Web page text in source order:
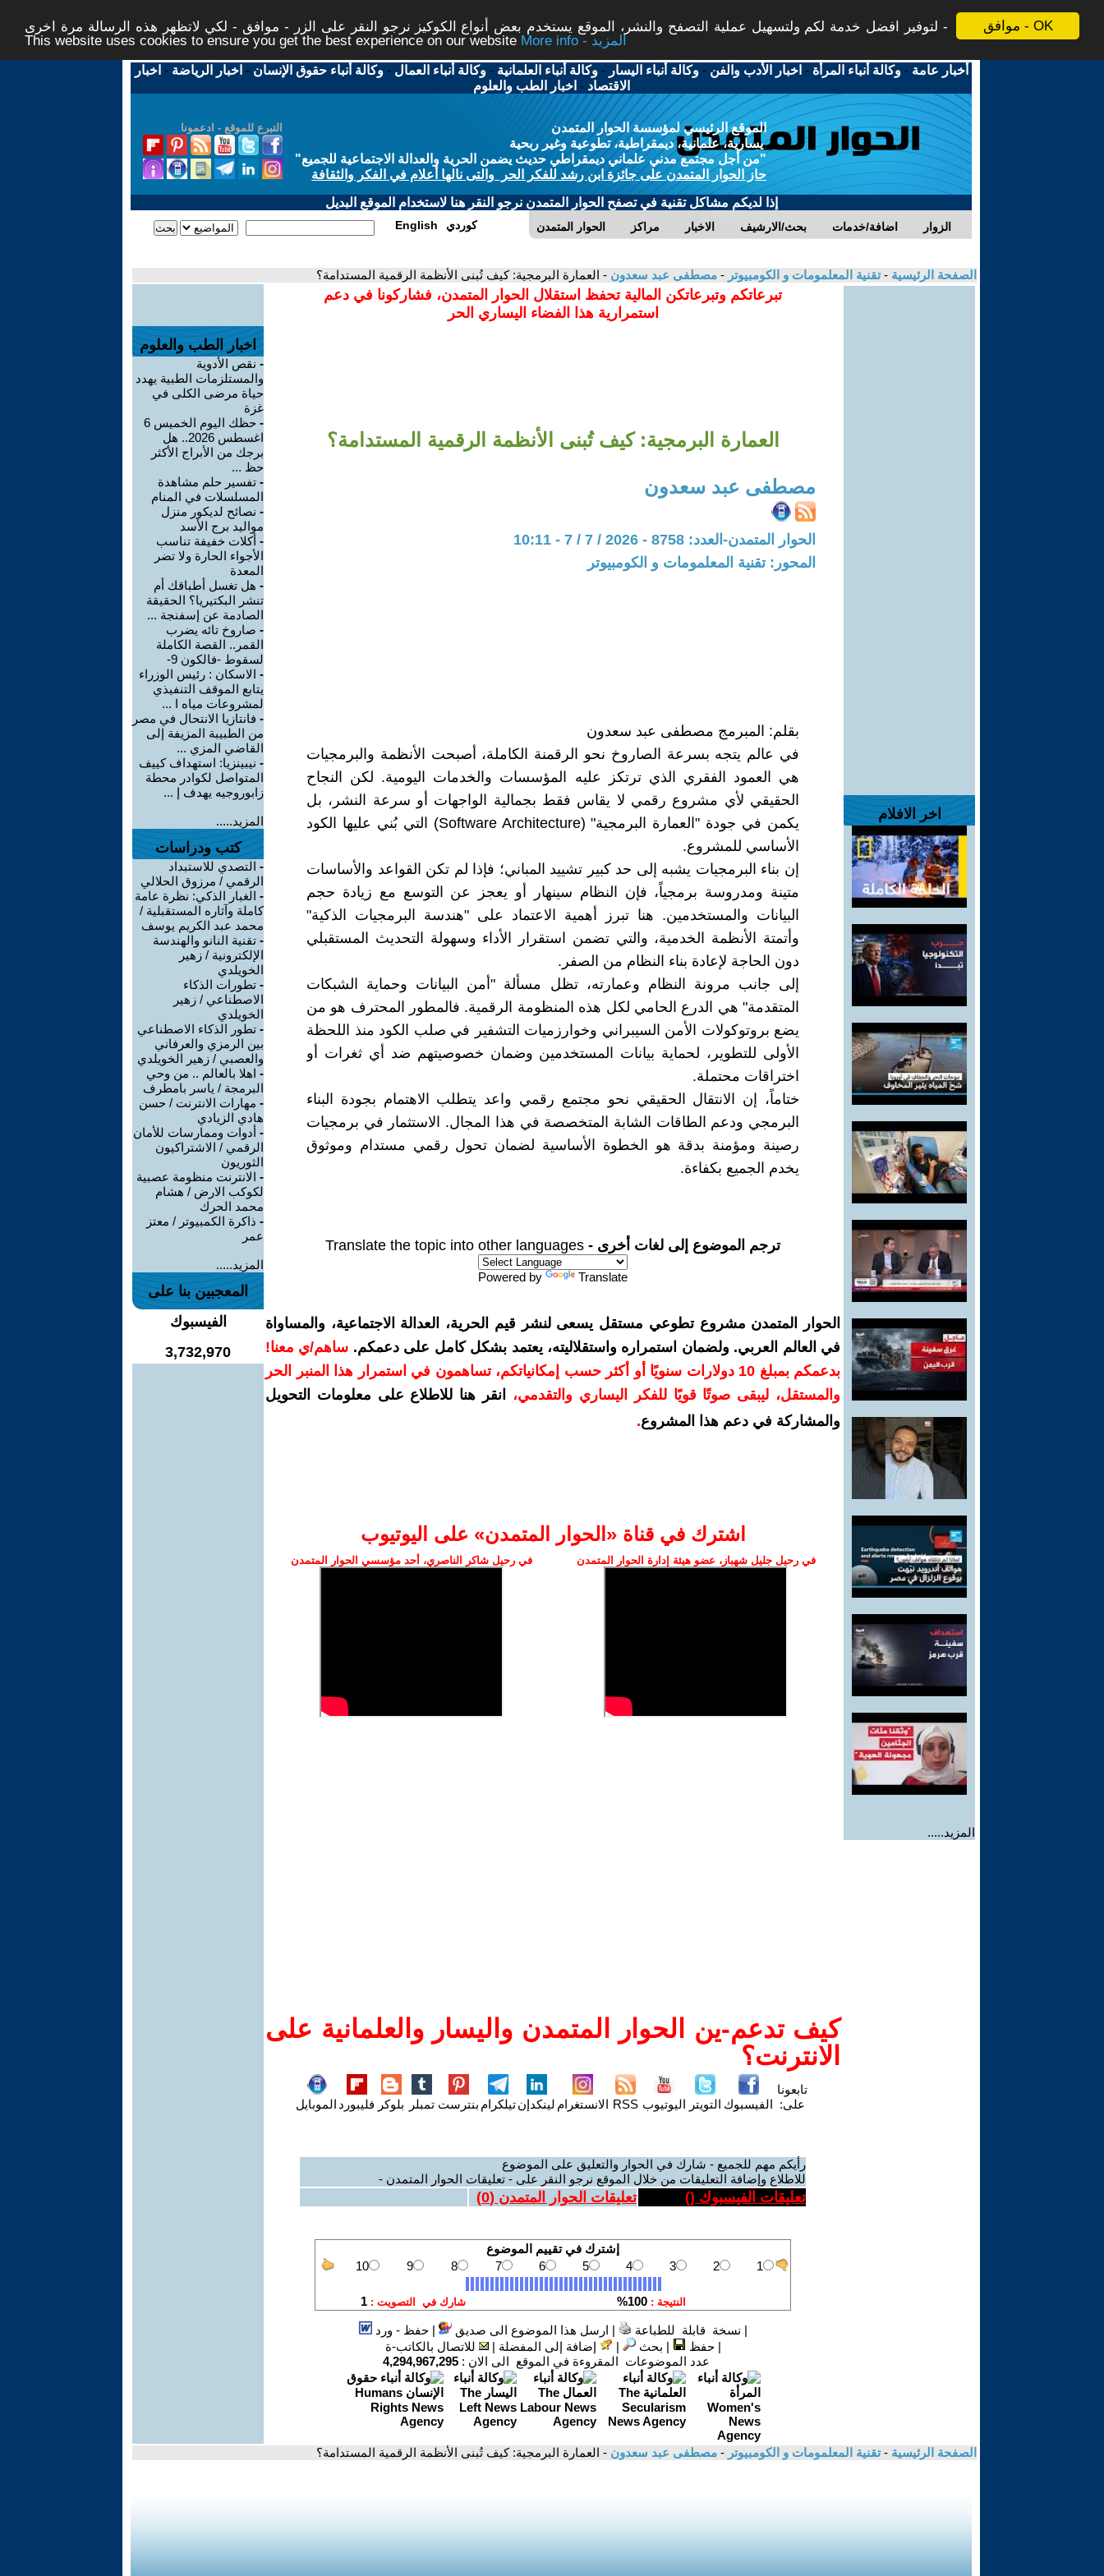
موافق - OK
لتوفير افضل خدمة لكم ولتسهيل عملية التصفح والنشر، الموقع يستخدم بعض أنواع الكوكيز نرجو النقر على الزر - موافق - لكي لاتظهر هذه الرسالة مرة اخرى -
This website uses cookies to ensure you get the best experience on our website
More info - المزيد
أخبار عامة -وكالة أنباء المرأة - اخبار الأدب والفن -وكالة أنباء اليسار -وكالة أنباء العلمانية -وكالة أنباء العمال -وكالة أنباء حقوق الإنسان - اخبار الرياضة - اخبار
الاقتصاد - اخبار الطب والعلوم
التبرع للموقع - ادعمونا
الموقع الرئيسي لمؤسسة الحوار المتمدن
يسارية، علمانية، ديمقراطية، تطوعية وغير ربحية
"من أجل مجتمع مدني علماني ديمقراطي حديث يضمن الحرية والعدالة الاجتماعية للجميع"
حاز الحوار المتمدن على جائزة ابن رشد للفكر الحر والتى نالها أعلام في الفكر والثقافة
إذا لديكم مشاكل تقنية في تصفح الحوار المتمدن نرجو النقر هنا لاستخدام الموقع البديل
الحوار المتمدن مراكز الاخبار بحث/الارشيف اضافة/خدمات الزوار English كوردي
الصفحة الرئيسية -تقنية المعلمومات و الكومبيوتر - مصطفى عبد سعدون - العمارة البرمجية: كيف تُبنى الأنظمة الرقمية المستدامة؟
اخر الافلام
المزيد.....
تبرعاتكم وتبرعاتكن المالية تحفظ استقلال الحوار المتمدن، فشاركونا في دعم
استمرارية هذا الفضاء اليساري الحر
العمارة البرمجية: كيف تُبنى الأنظمة الرقمية المستدامة؟
مصطفى عبد سعدون
الحوار المتمدن-العدد: 8758 - 2026 / 7 / 7 - 10:11
المحور: تقنية المعلمومات و الكومبيوتر
بقلم: المبرمج مصطفى عبد سعدون
في عالم يتجه بسرعة الصاروخ نحو الرقمنة الكاملة، أصبحت الأنظمة والبرمجيات
هي العمود الفقري الذي ترتكز عليه المؤسسات والخدمات اليومية. لكن النجاح
الحقيقي لأي مشروع رقمي لا يقاس فقط بجمالية الواجهات أو سرعة النشر، بل
يكمن في جودة "العمارة البرمجية" (Software Architecture) التي بُني عليها الكود
الأساسي للمشروع.
إن بناء البرمجيات يشبه إلى حد كبير تشييد المباني؛ فإذا لم تكن القواعد والأساسات
متينة ومدروسة برمجياً، فإن النظام سينهار أو يعجز عن التوسع مع زيادة حجم
البيانات والمستخدمين. هنا تبرز أهمية الاعتماد على "هندسة البرمجيات الذكية"
وأتمتة الأنظمة الخدمية، والتي تضمن استقرار الأداء وسهولة التحديث المستقبلي
دون الحاجة لإعادة بناء النظام من الصفر.
إلى جانب مرونة النظام وعمارته، تظل مسألة "أمن البيانات وحماية الشبكات
المتقدمة" هي الدرع الحامي لكل هذه المنظومة الرقمية. فالمطور المحترف هو من
يضع بروتوكولات الأمن السيبراني وخوارزميات التشفير في صلب الكود منذ اللحظة
الأولى للتطوير، لحماية بيانات المستخدمين وضمان خصوصيتهم ضد أي ثغرات أو
اختراقات محتملة.
ختاماً، إن الانتقال الحقيقي نحو مجتمع رقمي واعد يتطلب الاهتمام بجودة البناء
البرمجي ودعم الطاقات الشابة المتخصصة في هذا المجال. الاستثمار في برمجيات
رصينة ومؤمنة بدقة هو الخطوة الأساسية لضمان تحول رقمي مستدام وموثوق
يخدم الجميع بكفاءة.
ترجم الموضوع إلى لغات أخرى - Translate the topic into other languages
Powered by Translate
الحوار المتمدن مشروع تطوعي مستقل يسعى لنشر قيم الحرية، العدالة الاجتماعية، والمساواة
في العالم العربي. ولضمان استمراره واستقلاليته، يعتمد بشكل كامل على دعمكم. ساهم/ي معنا!
بدعمكم بمبلغ 10 دولارات سنويًا أو أكثر حسب إمكانياتكم، تساهمون في استمرار هذا المنبر الحر
والمستقل، ليبقى صوتًا قويًا للفكر اليساري والتقدمي،
انقر هنا للاطلاع على معلومات التحويل
والمشاركة في دعم هذا المشروع.
اشترك في قناة ‫«الحوار المتمدن» على اليوتيوب
في رحيل جليل شهباز، عضو هيئة إدارة الحوار المتمدن في رحيل شاكر الناصري، أحد مؤسسي الحوار المتمدن
كيف تدعم-ين الحوار المتمدن واليسار والعلمانية على
الانترنت؟
تابعونا
على: الفيسبوك التويتر اليوتيوب RSS الانستغرام لينكدإنتيلكرام بنترست تمبلر بلوكر فليبورد الموبايل
رأيكم مهم للجميع - شارك في الحوار والتعليق على الموضوع
للاطلاع وإضافة التعليقات من خلال الموقع نرجو النقر على - تعليقات الحوار المتمدن -
تعليقات الفيسبوك () تعليقات الحوار المتمدن (0
)
| نسخة قابلة للطباعة | ارسل هذا الموضوع الى صديق |حفظ - ورد
|حفظ | بحث | إضافة إلى المفضلة |
للاتصال بالكاتب-ة
عدد الموضوعات المقروءة في الموقع الى الان : 4,294,967,295
اخبار الطب والعلوم
- نقص الأدوية
والمستلزمات الطبية يهدد
حياة مرضى الكلى في
غزة
-
حظك اليوم الخميس 6
اغسطس 2026.. هل
برجك من الأبراج الأكثر
حظ ...
- تفسير حلم مشاهدة
المسلسلات في المنام
- نصائح لديكور منزل
مواليد برج الأسد‎
- أكلات خفيفة تناسب
الأجواء الحارة ولا تضر
المعدة
- هل تغسل أطباقك أم
تنشر البكتيريا؟ الحقيقة
الصادمة عن إسفنجة ...
- صاروخ تائه يضرب
القمر.. القصة الكاملة
لسقوط -فالكون 9-
- الاسكان : رئيس الوزراء
يتابع الموقف التنفيذي
لمشروعات مياه ا ...
- فانتازيا الانتحال في مصر
من الطبيبة المزيفة إلى
القاضي المزي ...
- نيبينزيا: استهداف كييف
المتواصل لكوادر محطة
زابوروجيه يهدف إ ...
المزيد.....
كتب ودراسات
- التصدي للاستبداد
الرقمي / مرزوق الحلالي
- الغبار الذكي: نظرة عامة
كاملة وآثاره المستقبلية /
محمد عبد الكريم يوسف
- تقنية النانو والهندسة
الإلكترونية / زهير
الخويلدي
- تطورات الذكاء
الاصطناعي / زهير
الخويلدي
- تطور الذكاء الاصطناعي
بين الرمزي والعرفاني
والعصبي / زهير الخويلدي
- اهلا بالعالم .. من وحي
البرمجة / ياسر بامطرف
- مهارات الانترنت / حسن
هادي الزيادي
- أدوات وممارسات للأمان
الرقمي / الاشتراكيون
الثوريون
- الانترنت منظومة عصبية
لكوكب الارض / هشام
محمد الحرك
- ذاكرة الكمبيوتر / معتز
عمر
المزيد.....
المعجبين بنا على
الفيسبوك
3,732,970
الصفحة الرئيسية -تقنية المعلمومات و الكومبيوتر - مصطفى عبد سعدون - العمارة البرمجية: كيف تُبنى الأنظمة الرقمية المستدامة؟